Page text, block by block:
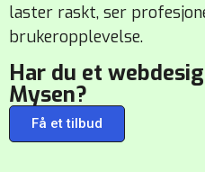
laster raskt, ser
brukeropplevelse.
Har du et
Mysen?
Få et tilbud